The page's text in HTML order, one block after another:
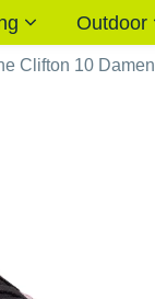
Outdoor
Clifton 10 Damen